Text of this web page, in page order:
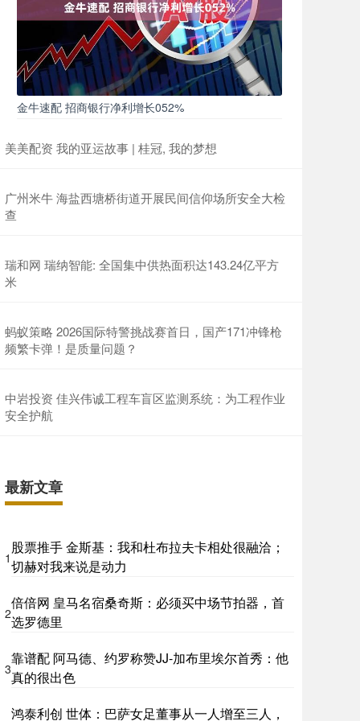
金牛速配 招商银行净利增长052%
美美配资 我的亚运故事 | 桂冠, 我的梦想
广州米牛 海盐西塘桥街道开展民间信仰场所安全大检
查
瑞和网 瑞纳智能: 全国集中供热面积达143.24亿平方
米
蚂蚁策略 2026国际特警挑战赛首日，国产171冲锋枪
频繁卡弹！是质量问题？
中岩投资 佳兴伟诚工程车盲区监测系统：为工程作业
安全护航
最新文章
1
股票推手 金斯基：我和杜布拉夫卡相处很融洽；
切赫对我来说是动力
2
倍倍网 皇马名宿桑奇斯：必须买中场节拍器，首
选罗德里
3
靠谱配 阿马德、约罗称赞JJ-加布里埃尔首秀：他
真的很出色
鸿泰利创 世体：巴萨女足董事从一人增至三人，